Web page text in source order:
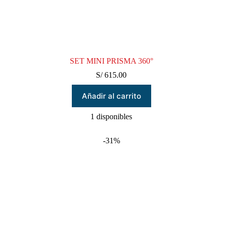
SET MINI PRISMA 360°
S/615.00
Añadir al carrito
1 disponibles
-31%